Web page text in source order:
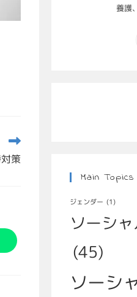
策
養護
Main Topics
ジェンダー (1)
ソーシ
(45)
ソーシ